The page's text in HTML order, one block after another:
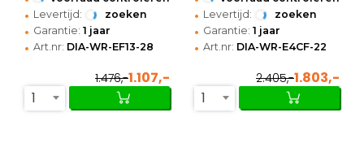
• Levertijd: zoeken
• Garantie: 1 jaar
• Art.nr: DIA-WR-EF13-28
1.476,-1.107,-
1
• Levertijd: zoeken
• Garantie: 1 jaar
• Art.nr: DIA-WR-E4CF-22
2.405,-1.803,-
1